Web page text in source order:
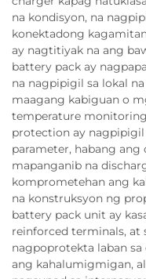
na kondisyon, na
konektadong
ay nagtitiyak na ang
battery pack ay
na nagpipigil sa lokal
maagang kabiguan o
temperature
protection ay nagpipigil
parameter, habang
mapanganib na
komprometehan ang
na konstruksyon ng
battery pack unit ay
reinforced terminals, at
nagpoprotekta laban
ang kahalumigmigan,